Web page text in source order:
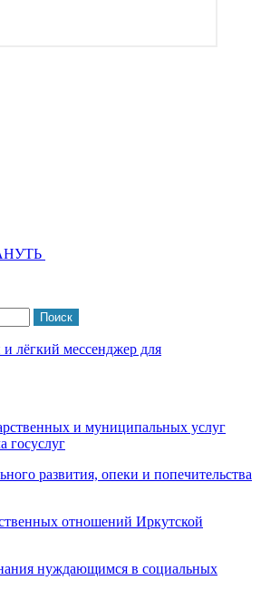
мессенджер для
и муниципальных услуг
госуслуг
развития, опеки и попечительства
отношений Иркутской
нуждающимся в социальных